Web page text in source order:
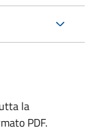
la
PDF.